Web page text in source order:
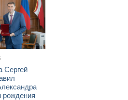
Сергей
рождения